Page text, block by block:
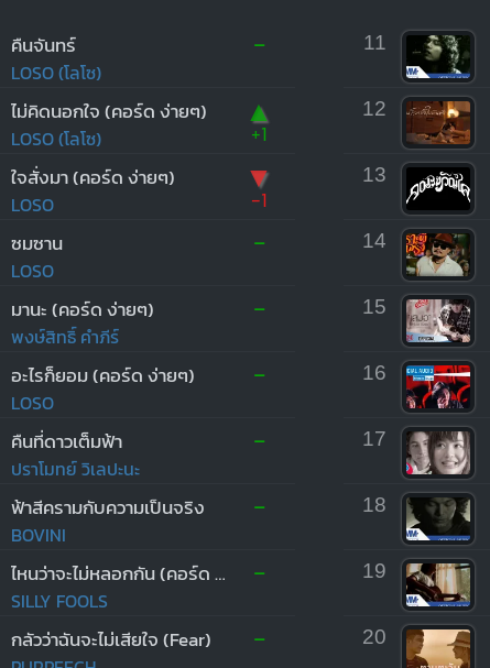
คืนจันทร์
LOSO (โลโซ)
-
ไม่คิดนอกใจ (คอร์ด ง่ายๆ)
LOSO (โลโซ)
▲
+1
ใจสั่งมา (คอร์ด ง่ายๆ)
LOSO
▼
-1
ซมซาน
LOSO
-
มานะ (คอร์ด ง่ายๆ)
พงษ์สิทธิ์ คำภีร์
-
อะไรก็ยอม (คอร์ด ง่ายๆ)
LOSO
-
คืนที่ดาวเต็มฟ้า
ปราโมทย์ วิเลปะนะ
-
ฟ้าสีครามกับความเป็นจริง
BOVINI
-
ไหนว่าจะไม่หลอกกัน (คอร์ด ง่ายๆ)
SILLY FOOLS
-
กลัวว่าฉันจะไม่เสียใจ (Fear) -
11
12
13
14
15
16
17
18
19
20